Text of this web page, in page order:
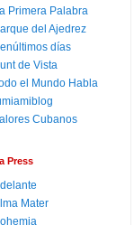
Primera Palabra
del Ajedrez
días
de Vista
el Mundo Habla
Cubanos
Press
Mater